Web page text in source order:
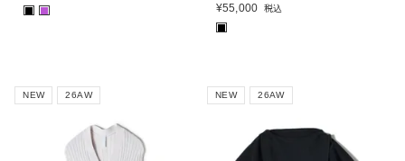
■ ■
¥55,000 税込
■
NEW 26AW NEW 26AW